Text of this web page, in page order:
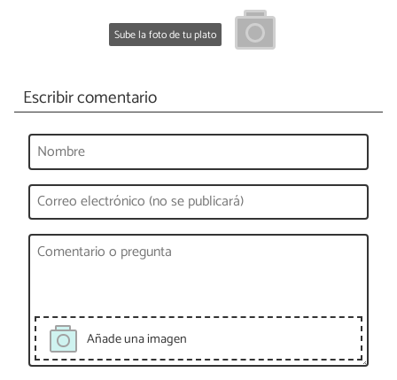
Sube la foto de tu plato
Escribir comentario
Añade una imagen